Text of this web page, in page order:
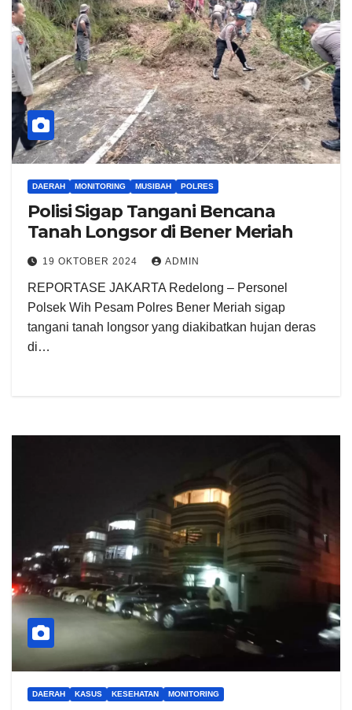
DAERAH MONITORING MUSIBAH POLRES
Polisi Sigap Tangani Bencana
Tanah Longsor di Bener Meriah
19 OKTOBER 2024 ADMIN
REPORTASE JAKARTA Redelong – Personel
Polsek Wih Pesam Polres Bener Meriah sigap
tangani tanah longsor yang diakibatkan hujan deras
di…
DAERAH KASUS KESEHATAN MONITORING